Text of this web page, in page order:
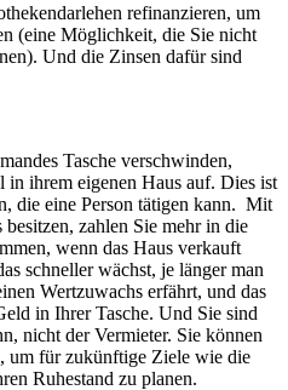
refinanzieren, um
(eine Möglichkeit, die Sie nicht
Und die Zinsen dafür sind
Tasche verschwinden,
in ihrem eigenen Haus auf. Dies ist
die eine Person tätigen kann. Mit
zahlen Sie mehr in die
wenn das Haus verkauft
schneller wächst, je länger man
Wertzuwachs erfährt, und das
in Ihrer Tasche. Und Sie sind
nicht der Vermieter. Sie können
um für zukünftige Ziele wie die
Ruhestand zu planen.